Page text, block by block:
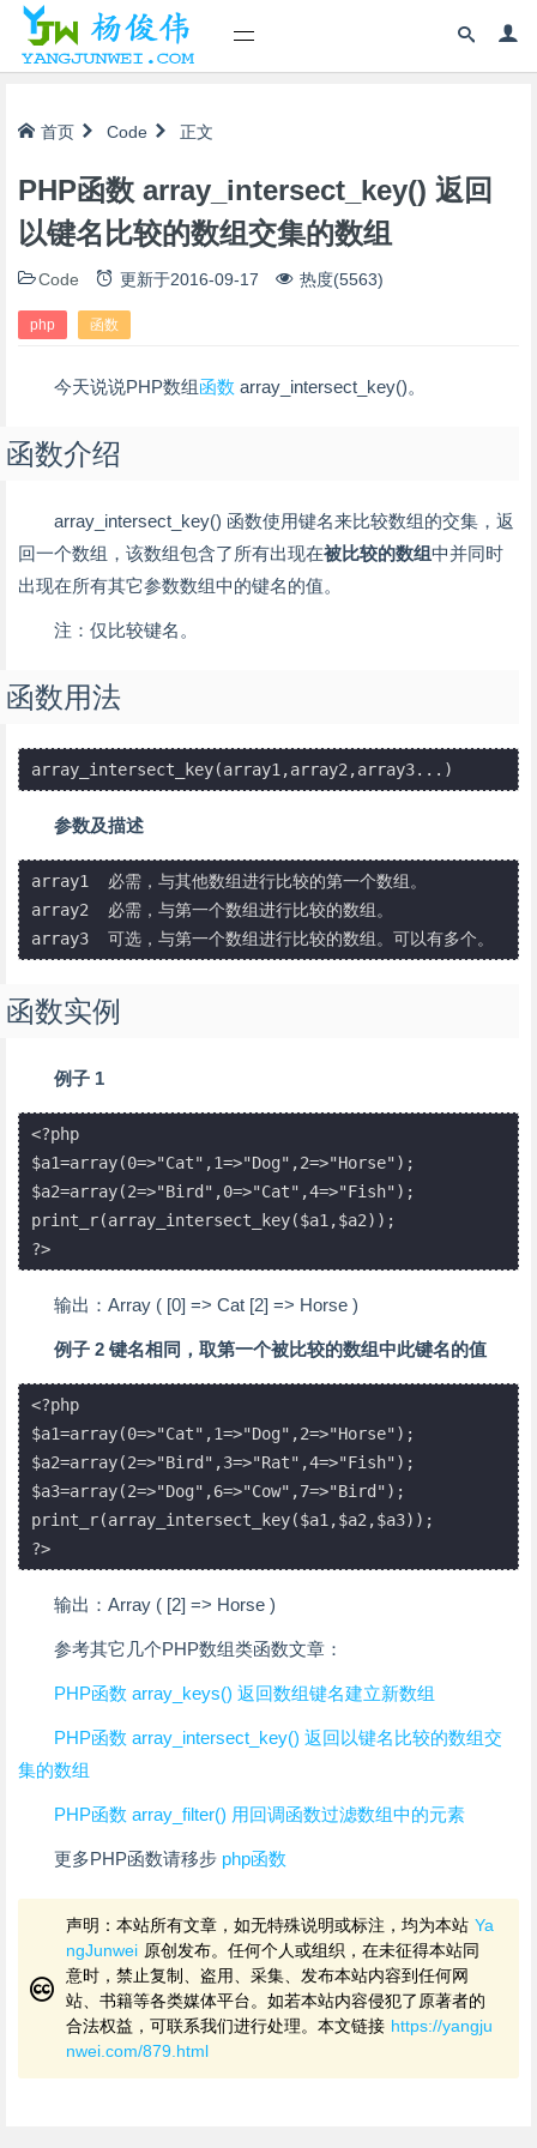
首页 Code 正文
PHP函数 array_intersect_key() 返回
以键名比较的数组交集的数组
Code 更新于2016-09-17 热度(5563)
php 函数
今天说说PHP数组函数 array_intersect_key()。
函数介绍
array_intersect_key() 函数使用键名来比较数组的交集，返
回一个数组，该数组包含了所有出现在被比较的数组中并同时
出现在所有其它参数数组中的键名的值。
注：仅比较键名。
函数用法
array_intersect_key(array1,array2,array3...)
参数及描述
array1	必需，与其他数组进行比较的第一个数组。
array2	必需，与第一个数组进行比较的数组。
array3	可选，与第一个数组进行比较的数组。可以有多个。
函数实例
例子 1
<?php
$a1=array(0=>"Cat",1=>"Dog",2=>"Horse");
$a2=array(2=>"Bird",0=>"Cat",4=>"Fish");
print_r(array_intersect_key($a1,$a2));
?>
输出：Array ( [0] => Cat [2] => Horse )
例子 2 键名相同，取第一个被比较的数组中此键名的值
<?php
$a1=array(0=>"Cat",1=>"Dog",2=>"Horse");
$a2=array(2=>"Bird",3=>"Rat",4=>"Fish");
$a3=array(2=>"Dog",6=>"Cow",7=>"Bird");
print_r(array_intersect_key($a1,$a2,$a3));
?>
输出：Array ( [2] => Horse )
参考其它几个PHP数组类函数文章：
PHP函数 array_keys() 返回数组键名建立新数组
PHP函数 array_intersect_key() 返回以键名比较的数组交
集的数组
PHP函数 array_filter() 用回调函数过滤数组中的元素
更多PHP函数请移步 php函数
声明：本站所有文章，如无特殊说明或标注，均为本站 Ya
ngJunwei 原创发布。任何个人或组织，在未征得本站同
意时，禁止复制、盗用、采集、发布本站内容到任何网
站、书籍等各类媒体平台。如若本站内容侵犯了原著者的
合法权益，可联系我们进行处理。本文链接 https://yangju
nwei.com/879.html